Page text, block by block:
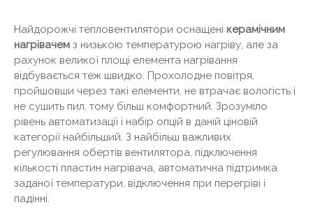
Найдорожчі тепловентилятори оснащені керамічним
нагрівачем з низькою температурою нагріву, але за
рахунок великої площі елемента нагрівання
відбувається теж швидко. Прохолодне повітря,
пройшовши через такі елементи, не втрачає вологість і
не сушить пил, тому більш комфортний. Зрозуміло
рівень автоматизації і набір опцій в даній ціновій
категорії найбільший. З найбільш важливих
регулювання обертів вентилятора, підключення
кількості пластин нагрівача, автоматична підтримка
заданої температури, відключення при перегріві і
падінні.